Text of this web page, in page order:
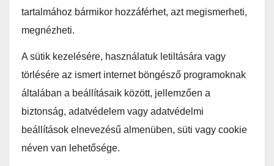
tartalmához bármikor hozzáférhet, azt megismerheti,
megnézheti.
A sütik kezelésére, használatuk letiltására vagy
törlésére az ismert internet böngésző programoknak
általában a beállításaik között, jellemzően a
biztonság, adatvédelem vagy adatvédelmi
beállítások elnevezésű almenüben, süti vagy cookie
néven van lehetősége.